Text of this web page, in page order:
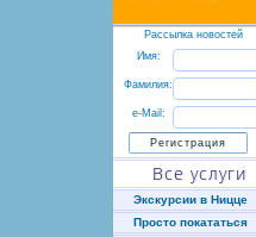
Рассылка новостей
Имя:
Фамилия:
e-Mail:
Все услуги
Экскурсии в Ницце
Просто покататься